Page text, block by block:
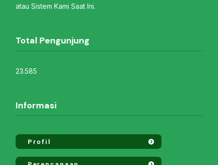
atau Sistem Kami Saat Ini.
Total Pengunjung
23.585
Informasi
Profil